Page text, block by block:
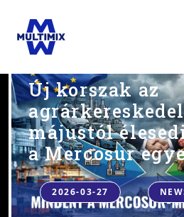
Új korszak az
májustól
a Mercosur
2026-03-27